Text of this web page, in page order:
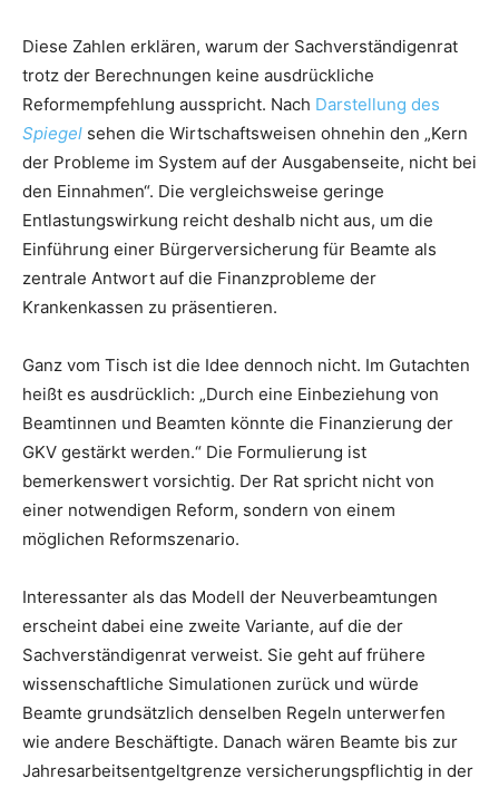
Diese Zahlen erklären, warum der Sachverständigenrat
trotz der Berechnungen keine ausdrückliche
Reformempfehlung ausspricht. Nach Darstellung des
Spiegel sehen die Wirtschaftsweisen ohnehin den „Kern
der Probleme im System auf der Ausgabenseite, nicht bei
den Einnahmen“. Die vergleichsweise geringe
Entlastungswirkung reicht deshalb nicht aus, um die
Einführung einer Bürgerversicherung für Beamte als
zentrale Antwort auf die Finanzprobleme der
Krankenkassen zu präsentieren.
Ganz vom Tisch ist die Idee dennoch nicht. Im Gutachten
heißt es ausdrücklich: „Durch eine Einbeziehung von
Beamtinnen und Beamten könnte die Finanzierung der
GKV gestärkt werden.“ Die Formulierung ist
bemerkenswert vorsichtig. Der Rat spricht nicht von
einer notwendigen Reform, sondern von einem
möglichen Reformszenario.
Interessanter als das Modell der Neuverbeamtungen
erscheint dabei eine zweite Variante, auf die der
Sachverständigenrat verweist. Sie geht auf frühere
wissenschaftliche Simulationen zurück und würde
Beamte grundsätzlich denselben Regeln unterwerfen
wie andere Beschäftigte. Danach wären Beamte bis zur
Jahresarbeitsentgeltgrenze versicherungspflichtig in der